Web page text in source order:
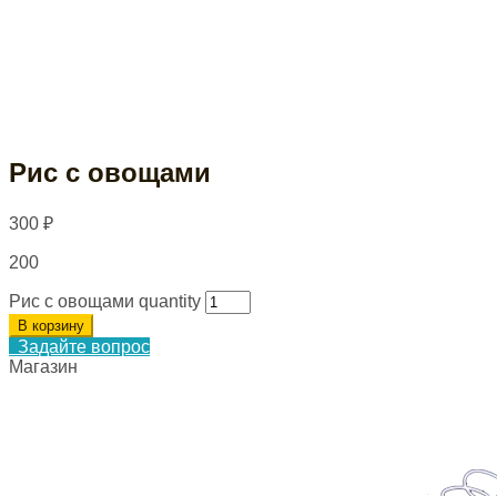
Рис с овощами
300 ₽
200
Рис с овощами quantity
В корзину
Задайте вопрос
Магазин